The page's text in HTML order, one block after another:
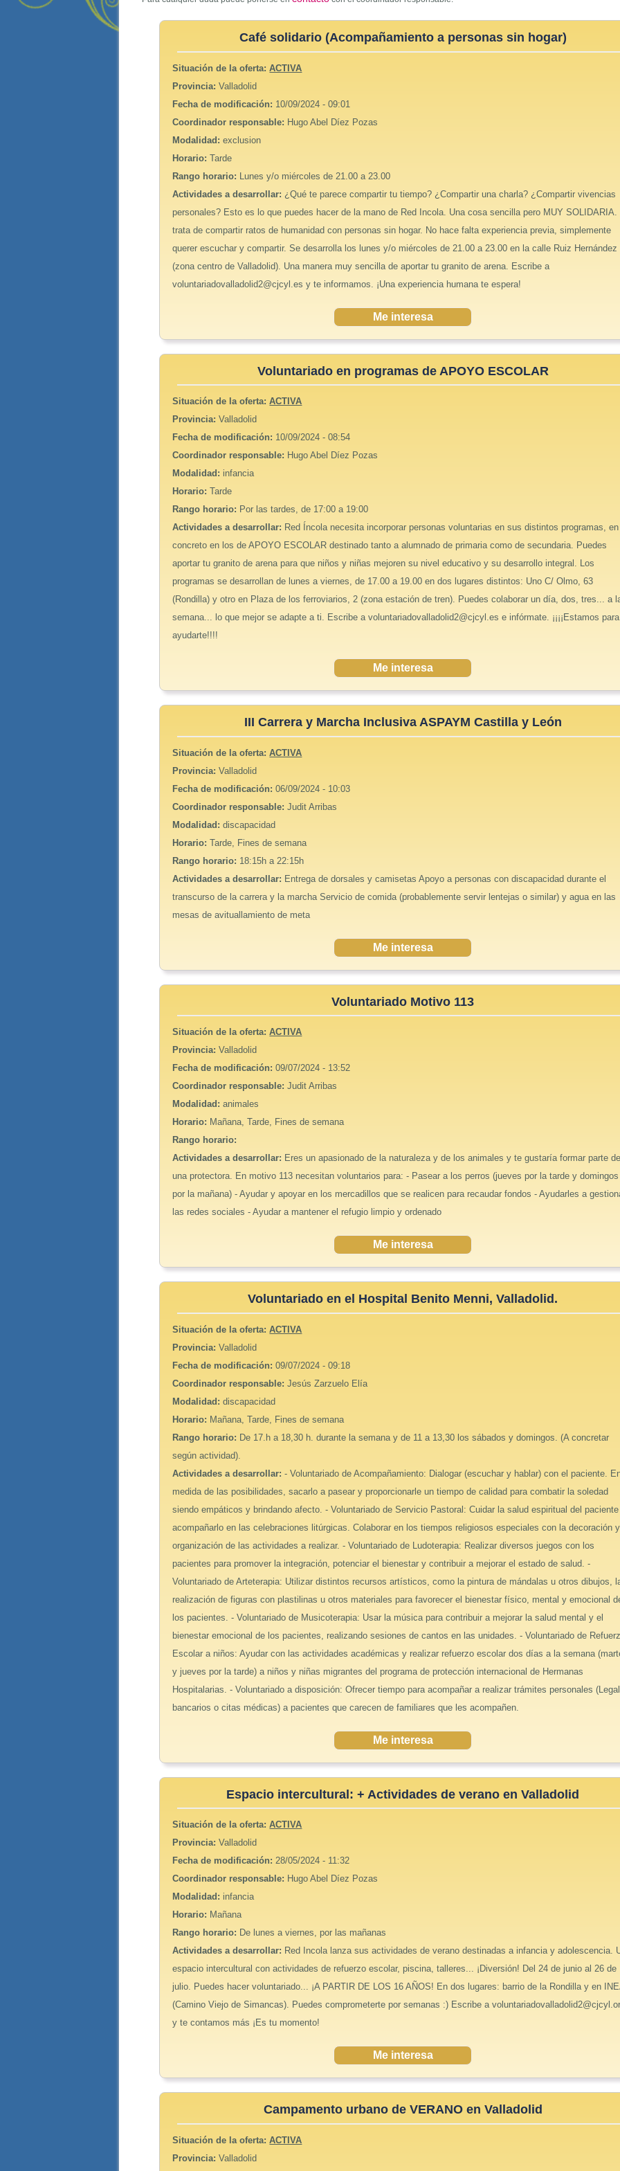
Café solidario (Acompañamiento a personas sin hogar)
Situación de la oferta:ACTIVA
Provincia:Valladolid
Fecha de modificación: 10/09/2024 - 09:01
Coordinador responsable: Hugo Abel Díez Pozas
Modalidad:exclusion
Horario:Tarde
Rango horario:
Lunes y/o miércoles de 21.00 a 23.00
Actividades a desarrollar: ¿Qué te parece compartir tu tiempo? ¿Compartir una charla? ¿Compartir vivencias
personales? Esto es lo que puedes hacer de la mano de Red Incola. Una cosa sencilla pero MUY SOLIDARIA.
trata de compartir ratos de humanidad con personas sin hogar. No hace falta experiencia previa, simplemente
querer escuchar y compartir. Se desarrolla los lunes y/o miércoles de 21.00 a 23.00 en la calle Ruiz Hernández
(zona centro de Valladolid). Una manera muy sencilla de aportar tu granito de arena. Escribe a
voluntariadovalladolid2@cjcyl.es y te informamos. ¡Una experiencia humana te espera!
Me interesa
Voluntariado en programas de APOYO ESCOLAR
Situación de la oferta:ACTIVA
Provincia:Valladolid
Fecha de modificación: 10/09/2024 - 08:54
Coordinador responsable: Hugo Abel Díez Pozas
Modalidad: infancia
Horario:Tarde
Rango horario: Por las tardes, de 17:00 a 19:00
Actividades a desarrollar: Red Íncola necesita incorporar personas voluntarias en sus distintos programas, en
concreto en los de APOYO ESCOLAR destinado tanto a alumnado de primaria como de secundaria. Puedes
aportar tu granito de arena para que niños y niñas mejoren su nivel educativo y su desarrollo integral. Los
programas se desarrollan de lunes a viernes, de 17.00 a 19.00 en dos lugares distintos: Uno C/ Olmo, 63
(Rondilla) y otro en Plaza de los ferroviarios, 2 (zona estación de tren). Puedes colaborar un día, dos, tres... a
semana... lo que mejor se adapte a ti. Escribe a voluntariadovalladolid2@cjcyl.es e infórmate. ¡¡¡¡Estamos para
ayudarte!!!!
Me interesa
III Carrera y Marcha Inclusiva ASPAYM Castilla y León
Situación de la oferta:ACTIVA
Provincia:Valladolid
Fecha de modificación:06/09/2024 - 10:03
Coordinador responsable:Judit Arribas
Modalidad:discapacidad
Horario:Tarde, Fines de semana
Rango horario: 18:15h a 22:15h
Actividades a desarrollar: Entrega de dorsales y camisetas Apoyo a personas con discapacidad durante el
transcurso de la carrera y la marcha Servicio de comida (probablemente servir lentejas o similar) y agua en las
mesas de avituallamiento de meta
Me interesa
Voluntariado Motivo 113
Situación de la oferta:ACTIVA
Provincia:Valladolid
Fecha de modificación:09/07/2024 - 13:52
Coordinador responsable:Judit Arribas
Modalidad:animales
Horario: Mañana, Tarde, Fines de semana
Rango horario:
Actividades a desarrollar: Eres un apasionado de la naturaleza y de los animales y te gustaría formar parte
una protectora. En motivo 113 necesitan voluntarios para: - Pasear a los perros (jueves por la tarde y domingos
por la mañana) - Ayudar y apoyar en los mercadillos que se realicen para recaudar fondos - Ayudarles a
las redes sociales - Ayudar a mantener el refugio limpio y ordenado
Me interesa
Voluntariado en el Hospital Benito Menni, Valladolid.
Situación de la oferta:ACTIVA
Provincia:Valladolid
Fecha de modificación:09/07/2024 - 09:18
Coordinador responsable:Jesús Zarzuelo Elía
Modalidad:discapacidad
Horario: Mañana, Tarde, Fines de semana
Rango horario: De 17.h a 18,30 h. durante la semana y de 11 a 13,30 los sábados y domingos. (A concretar
según actividad).
Actividades a desarrollar:- Voluntariado de Acompañamiento: Dialogar (escuchar y hablar) con el paciente.
medida de las posibilidades, sacarlo a pasear y proporcionarle un tiempo de calidad para combatir la soledad
siendo empáticos y brindando afecto. - Voluntariado de Servicio Pastoral: Cuidar la salud espiritual del
acompañarlo en las celebraciones litúrgicas. Colaborar en los tiempos religiosos especiales con la decoración y
organización de las actividades a realizar. - Voluntariado de Ludoterapia: Realizar diversos juegos con los
pacientes para promover la integración, potenciar el bienestar y contribuir a mejorar el estado de salud. -
Voluntariado de Arteterapia: Utilizar distintos recursos artísticos, como la pintura de mándalas u otros dibujos,
realización de figuras con plastilinas u otros materiales para favorecer el bienestar físico, mental y emocional
los pacientes. - Voluntariado de Musicoterapia: Usar la música para contribuir a mejorar la salud mental y el
bienestar emocional de los pacientes, realizando sesiones de cantos en las unidades. - Voluntariado de
Escolar a niños: Ayudar con las actividades académicas y realizar refuerzo escolar dos días a la semana
y jueves por la tarde) a niños y niñas migrantes del programa de protección internacional de Hermanas
Hospitalarias. - Voluntariado a disposición: Ofrecer tiempo para acompañar a realizar trámites personales
bancarios o citas médicas) a pacientes que carecen de familiares que les acompañen.
Me interesa
Espacio intercultural: + Actividades de verano en Valladolid
Situación de la oferta:ACTIVA
Provincia:Valladolid
Fecha de modificación:28/05/2024 - 11:32
Coordinador responsable: Hugo Abel Díez Pozas
Modalidad: infancia
Horario: Mañana
Rango horario: De lunes a viernes, por las mañanas
Actividades a desarrollar: Red Incola lanza sus actividades de verano destinadas a infancia y adolescencia.
espacio intercultural con actividades de refuerzo escolar, piscina, talleres... ¡Diversión! Del 24 de junio al 26 de
julio. Puedes hacer voluntariado... ¡A PARTIR DE LOS 16 AÑOS! En dos lugares: barrio de la Rondilla y en
(Camino Viejo de Simancas). Puedes comprometerte por semanas :) Escribe a
y te contamos más ¡Es tu momento!
Me interesa
Campamento urbano de VERANO en Valladolid
Situación de la oferta:ACTIVA
Provincia:Valladolid